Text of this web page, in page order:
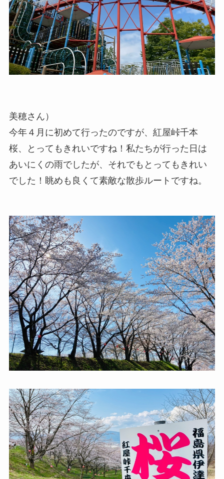
美穂さん）
今年４月に初めて行ったのですが、紅屋峠千本
桜、とってもきれいですね！私たちが行った日は
あいにくの雨でしたが、それでもとってもきれい
でした！眺めも良くて素敵な散歩ルートですね。